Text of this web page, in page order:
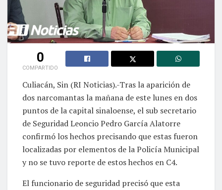
0
COMPARTIDO
Culiacán, Sin (RI Noticias).-Tras la aparición de
dos narcomantas la mañana de este lunes en dos
puntos de la capital sinaloense, el sub secretario
de Seguridad Leoncio Pedro García Alatorre
confirmó los hechos precisando que estas fueron
localizadas por elementos de la Policía Municipal
y no se tuvo reporte de estos hechos en C4.
El funcionario de seguridad precisó que esta